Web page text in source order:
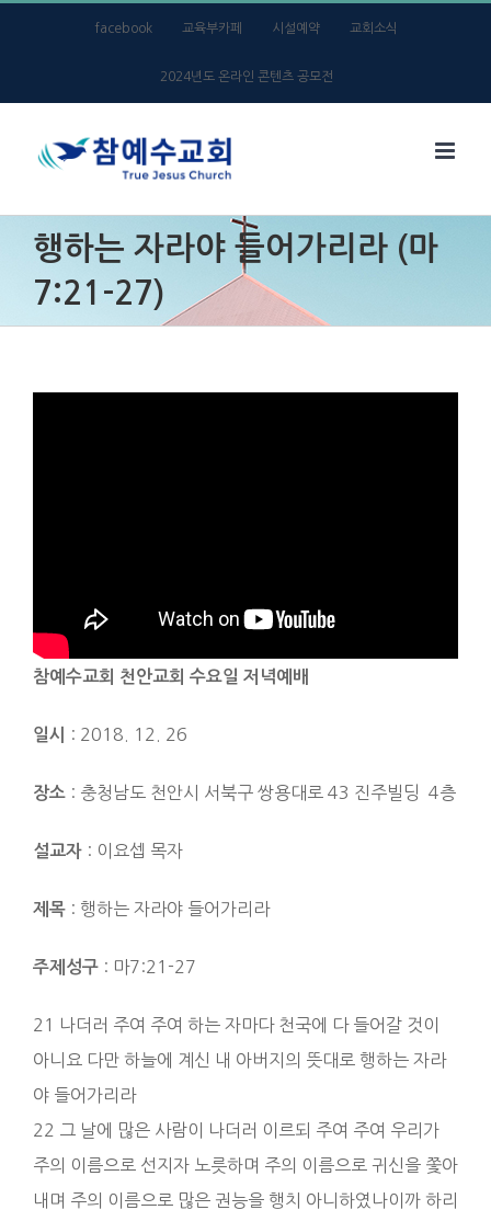
facebook 교육부카페 시설예약 교회소식
2024년도 온라인 콘텐츠 공모전
행하는 자라야 들어가리라 (마
7:21-27)
참예수교회 천안교회 수요일 저녁예배
일시 : 2018. 12. 26
장소 : 충청남도 천안시 서북구 쌍용대로 43 진주빌딩 4층
설교자 : 이요셉 목자
제목 : 행하는 자라야 들어가리라
주제성구 : 마7:21-27
21 나더러 주여 주여 하는 자마다 천국에 다 들어갈 것이
아니요 다만 하늘에 계신 내 아버지의 뜻대로 행하는 자라
야 들어가리라
22 그 날에 많은 사람이 나더러 이르되 주여 주여 우리가
주의 이름으로 선지자 노릇하며 주의 이름으로 귀신을 쫓아
내며 주의 이름으로 많은 권능을 행치 아니하였나이까 하리